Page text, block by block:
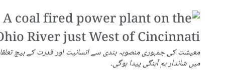
معیشت کی جمہوری منصوبہ بندی سے انسانیت اور قدرت کے بیچ
میں شاندار ہم آہنگی پیدا ہوگی۔